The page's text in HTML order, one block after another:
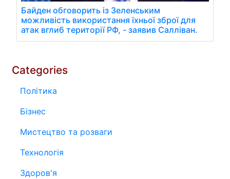
Байден обговорить із Зеленським
можливість використання їхньої зброї для
атак вглиб території РФ, - заявив Салліван.
Categories
Політика
Бізнес
Мистецтво та розваги
Технологія
Здоров'я